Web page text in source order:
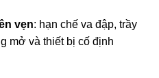
vẹn: hạn chế va đập, trầy
mở và thiết bị cố định